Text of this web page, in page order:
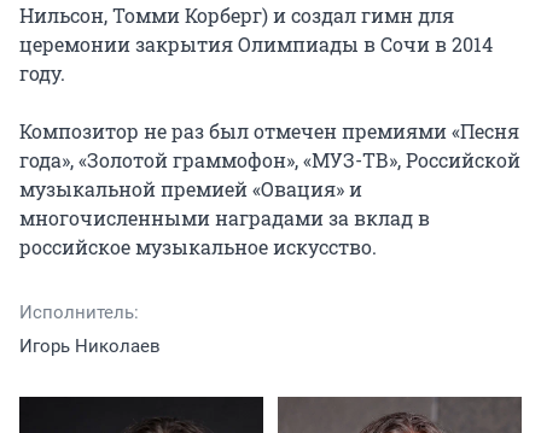
Нильсон, Томми Корберг) и создал гимн для
церемонии закрытия Олимпиады в Сочи в 2014
году.
Композитор не раз был отмечен премиями «Песня
года», «Золотой граммофон», «МУЗ-ТВ», Российской
музыкальной премией «Овация» и
многочисленными наградами за вклад в
российское музыкальное искусство.
Исполнитель:
Игорь Николаев